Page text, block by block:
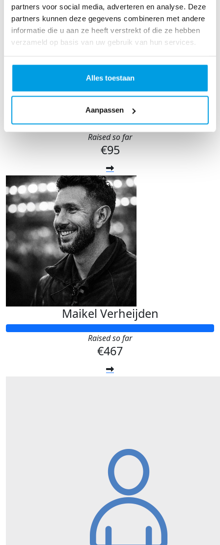
partners voor social media, adverteren en analyse. Deze
partners kunnen deze gegevens combineren met andere
informatie die u aan ze heeft verstrekt of die ze hebben
verzameld op basis van uw gebruik van hun services.
Alles toestaan
Aanpassen
Agy Sardari
Raised so far
€95
Maikel Verheijden
Raised so far
€467